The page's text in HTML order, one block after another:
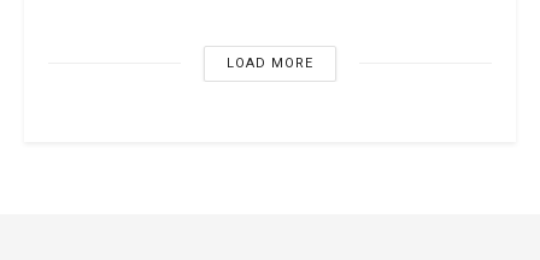
LOAD MORE